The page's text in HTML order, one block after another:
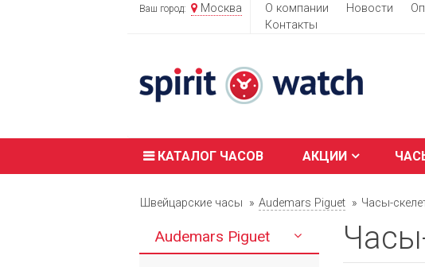
Ваш город: Москва О компании Новости
Контакты
КАТАЛОГ ЧАСОВ АКЦИИ
Швейцарские часы Audemars Piguet Часы-
Audemars Piguet